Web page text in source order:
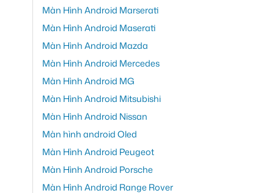
Màn Hình Android Marserati
Màn Hình Android Maserati
Màn Hình Android Mazda
Màn Hình Android Mercedes
Màn Hình Android MG
Màn Hình Android Mitsubishi
Màn Hình Android Nissan
Màn hình android Oled
Màn Hình Android Peugeot
Màn Hình Android Porsche
Màn Hình Android Range Rover